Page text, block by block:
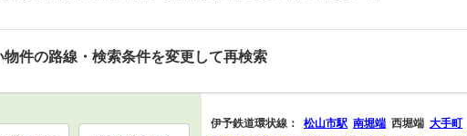
物件の路線・検索条件を変更して再検索
伊予鉄道環状線： 松山市駅 南堀端 西堀端 大手町